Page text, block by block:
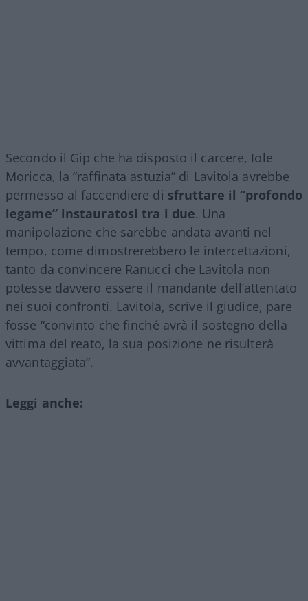
Secondo il Gip che ha disposto il carcere, Iole
Moricca, la “raffinata astuzia” di Lavitola avrebbe
permesso al faccendiere di sfruttare il “profondo
legame” instauratosi tra i due. Una
manipolazione che sarebbe andata avanti nel
tempo, come dimostrerebbero le intercettazioni,
tanto da convincere Ranucci che Lavitola non
potesse davvero essere il mandante dell’attentato
nei suoi confronti. Lavitola, scrive il giudice, pare
fosse “convinto che finché avrà il sostegno della
vittima del reato, la sua posizione ne risulterà
avvantaggiata”.
Leggi anche: